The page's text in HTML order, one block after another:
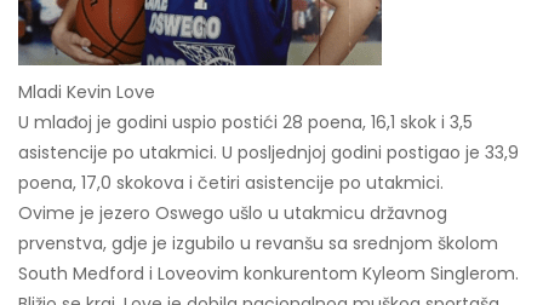
Mladi Kevin Love
U mlađoj je godini uspio postići 28 poena, 16,1 skok i 3,5
asistencije po utakmici. U posljednjoj godini postigao je 33,9
poena, 17,0 skokova i četiri asistencije po utakmici.
Ovime je jezero Oswego ušlo u utakmicu državnog
prvenstva, gdje je izgubilo u revanšu sa srednjom školom
South Medford i Loveovim konkurentom Kyleom Singlerom.